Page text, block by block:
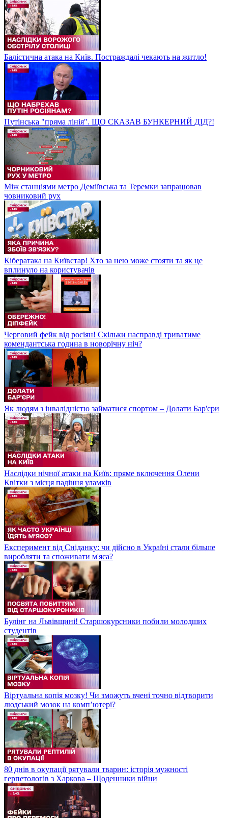
Балістична атака на Київ. Постраждалі чекають на житло!
Путінська "пряма лінія". ЩО СКАЗАВ БУНКЕРНИЙ ДІД?!
Між станціями метро Деміївська та Теремки запрацював
човниковий рух
Кібератака на Київстар! Хто за нею може стояти та як це
вплинуло на користувачів
Черговий фейк від росіян! Скільки насправді триватиме
комендантська година в новорічну ніч?
Як людям з інвалідністю займатися спортом – Долати Бар'єри
Наслідки нічної атаки на Київ: пряме включення Олени
Квітки з місця падіння уламків
Експеримент від Сніданку: чи дійсно в Україні стали більше
виробляти та споживати м'яса?
Булінг на Львівщині! Старшокурсники побили молодших
студентів
Віртуальна копія мозку! Чи зможуть вчені точно відтворити
людський мозок на компʼютері?
80 днів в окупації рятували тварин: історія мужності
герпетологів з Харкова – Щоденники війни